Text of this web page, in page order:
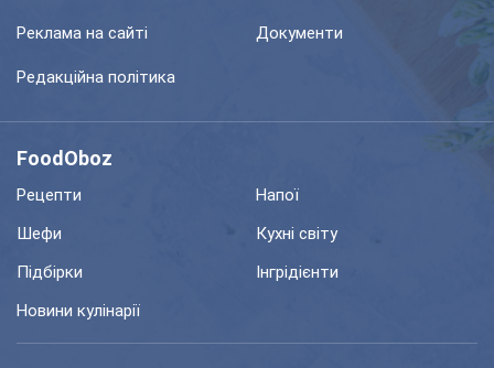
Реклама на сайті Документи
Редакційна політика
FoodOboz
Рецепти
Напої
Шефи
Кухні світу
Підбірки
Інгрідієнти
Новини кулінарії